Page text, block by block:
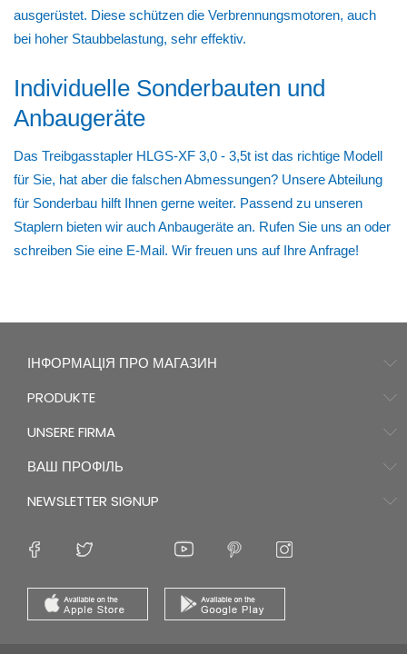
ausgerüstet. Diese schützen die Verbrennungsmotoren, auch
bei hoher Staubbelastung, sehr effektiv.
Individuelle Sonderbauten und
Anbaugeräte
Das Treibgasstapler HLGS-XF 3,0 - 3,5t ist das richtige Modell
für Sie, hat aber die falschen Abmessungen? Unsere Abteilung
für Sonderbau hilft Ihnen gerne weiter. Passend zu unseren
Staplern bieten wir auch Anbaugeräte an. Rufen Sie uns an oder
schreiben Sie eine E-Mail. Wir freuen uns auf Ihre Anfrage!
ІНФОРМАЦІЯ ПРО МАГАЗИН
PRODUKTE
UNSERE FIRMA
ВАШ ПРОФІЛЬ
NEWSLETTER SIGNUP